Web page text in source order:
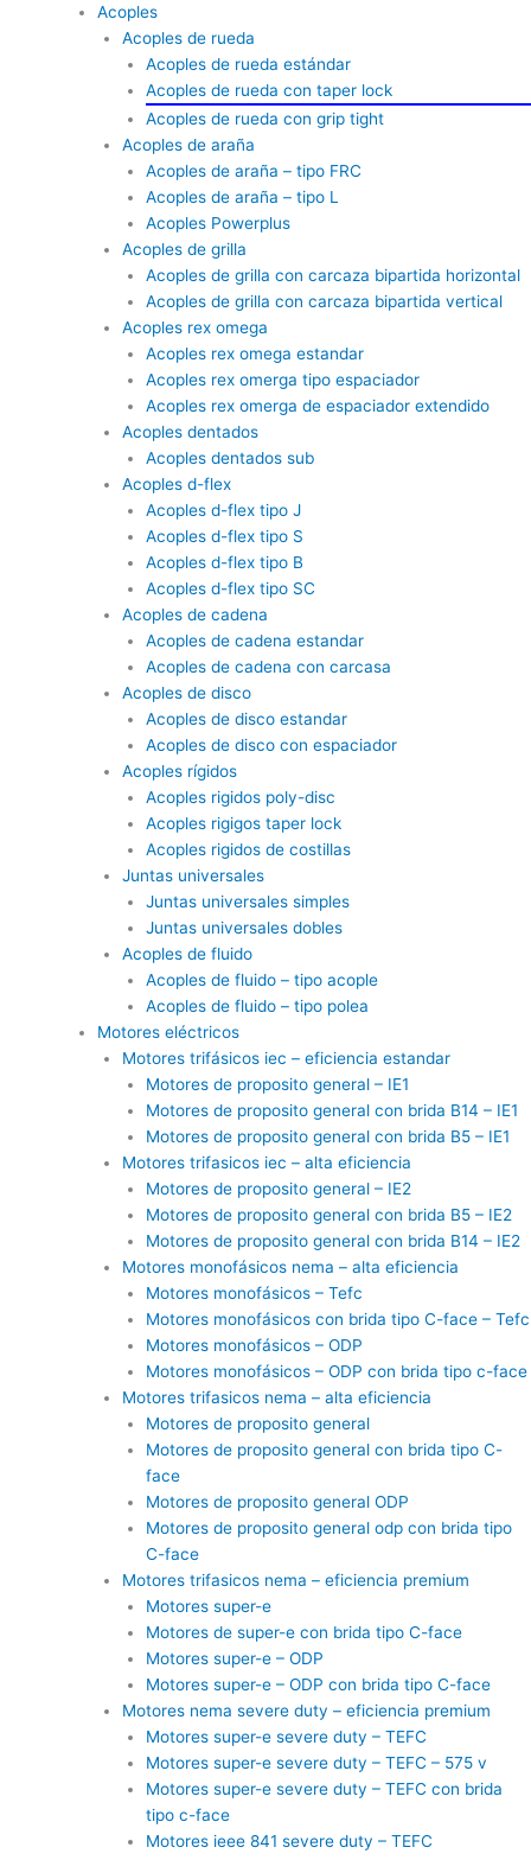
Acoples
Acoples de rueda
Acoples de rueda estándar
Acoples de rueda con taper lock
Acoples de rueda con grip tight
Acoples de araña
Acoples de araña – tipo FRC
Acoples de araña – tipo L
Acoples Powerplus
Acoples de grilla
Acoples de grilla con carcaza bipartida horizontal
Acoples de grilla con carcaza bipartida vertical
Acoples rex omega
Acoples rex omega estandar
Acoples rex omerga tipo espaciador
Acoples rex omerga de espaciador extendido
Acoples dentados
Acoples dentados sub
Acoples d-flex
Acoples d-flex tipo J
Acoples d-flex tipo S
Acoples d-flex tipo B
Acoples d-flex tipo SC
Acoples de cadena
Acoples de cadena estandar
Acoples de cadena con carcasa
Acoples de disco
Acoples de disco estandar
Acoples de disco con espaciador
Acoples rígidos
Acoples rigidos poly-disc
Acoples rigigos taper lock
Acoples rigidos de costillas
Juntas universales
Juntas universales simples
Juntas universales dobles
Acoples de fluido
Acoples de fluido – tipo acople
Acoples de fluido – tipo polea
Motores eléctricos
Motores trifásicos iec – eficiencia estandar
Motores de proposito general – IE1
Motores de proposito general con brida B14 – IE1
Motores de proposito general con brida B5 – IE1
Motores trifasicos iec – alta eficiencia
Motores de proposito general – IE2
Motores de proposito general con brida B5 – IE2
Motores de proposito general con brida B14 – IE2
Motores monofásicos nema – alta eficiencia
Motores monofásicos – Tefc
Motores monofásicos con brida tipo C-face – Tefc
Motores monofásicos – ODP
Motores monofásicos – ODP con brida tipo c-face
Motores trifasicos nema – alta eficiencia
Motores de proposito general
Motores de proposito general con brida tipo C-
face
Motores de proposito general ODP
Motores de proposito general odp con brida tipo
C-face
Motores trifasicos nema – eficiencia premium
Motores super-e
Motores de super-e con brida tipo C-face
Motores super-e – ODP
Motores super-e – ODP con brida tipo C-face
Motores nema severe duty – eficiencia premium
Motores super-e severe duty – TEFC
Motores super-e severe duty – TEFC – 575 v
Motores super-e severe duty – TEFC con brida
tipo c-face
Motores ieee 841 severe duty – TEFC